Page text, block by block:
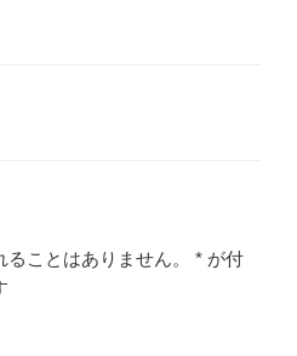
ことはありません。 * が付